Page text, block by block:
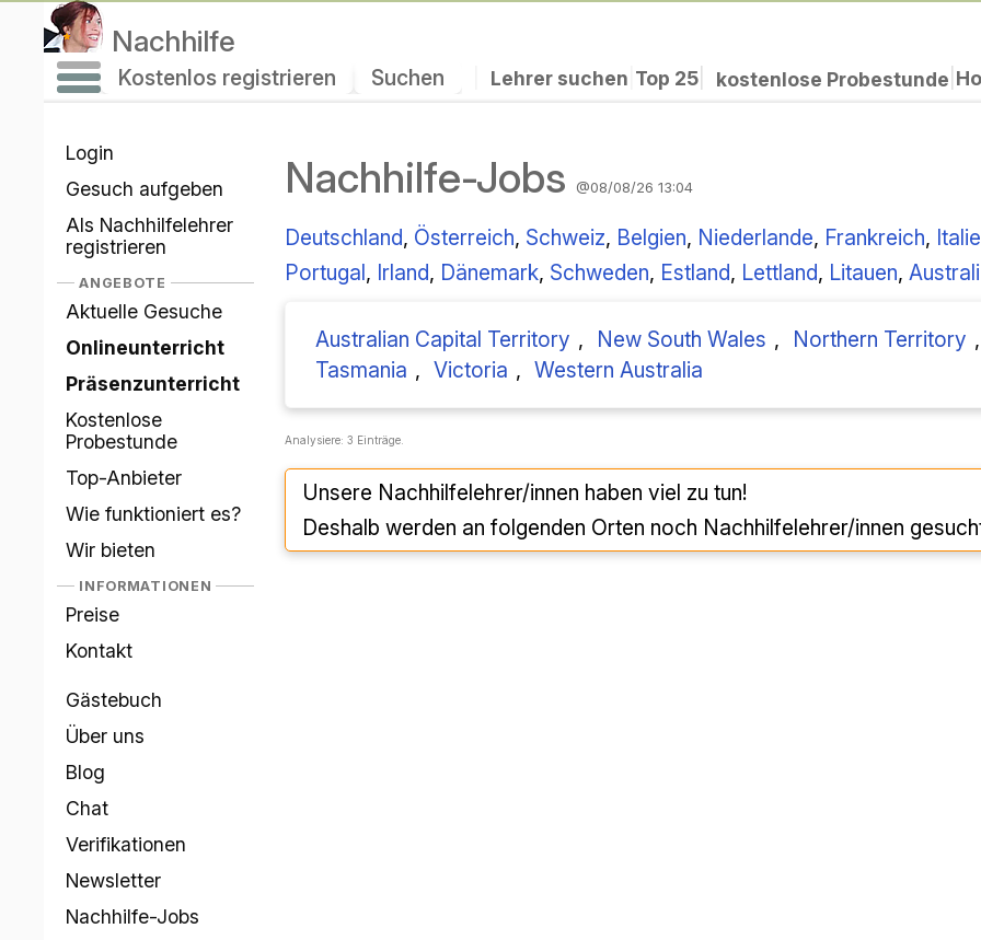
Nachhilfe
Kostenlos registrieren Suchen Lehrer suchen Top 25 kostenlose Probestunde
Login
Gesuch aufgeben
Als Nachhilfelehrer
registrieren
ANGEBOTE
Aktuelle Gesuche
Onlineunterricht
Präsenzunterricht
Kostenlose
Probestunde
Top-Anbieter
Wie funktioniert es?
Wir bieten
INFORMATIONEN
Preise
Kontakt
Gästebuch
Über uns
Blog
Chat
Verifikationen
Newsletter
Nachhilfe-Jobs
Nachhilfe-Jobs @08/08/26 13:04
Deutschland, Österreich, Schweiz, Belgien, Niederlande, Frankreich,
Portugal, Irland, Dänemark, Schweden, Estland, Lettland, Litauen,
Australian Capital Territory , New South Wales , Northern Territory
Tasmania , Victoria , Western Australia
Analysiere: 3 Einträge.
Unsere Nachhilfelehrer/innen haben viel zu tun!
Deshalb werden an folgenden Orten noch Nachhilfelehrer/innen